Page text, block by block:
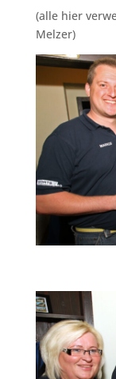
(alle hier
Melzer)